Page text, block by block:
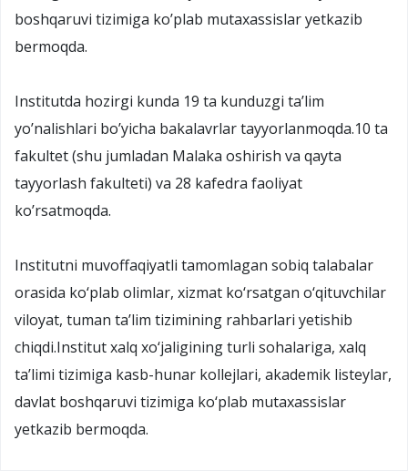
boshqaruvi tizimiga ko’plab mutaxassislar yetkazib
bermoqda.
Institutda hozirgi kunda 19 ta kunduzgi ta’lim
yo’nalishlari bo’yicha bakalavrlar tayyorlanmoqda.10 ta
fakultet (shu jumladan Malaka oshirish va qayta
tayyorlash fakulteti) va 28 kafedra faoliyat
ko’rsatmoqda.
Institutni muvoffaqiyatli tamomlagan sobiq talabalar
orasida ko‘plab olimlar, xizmat ko‘rsatgan o‘qituvchilar
viloyat, tuman ta’lim tizimining rahbarlari yetishib
chiqdi.Institut xalq xo‘jaligining turli sohalariga, xalq
ta’limi tizimiga kasb-hunar kollejlari, akademik listeylar,
davlat boshqaruvi tizimiga ko‘plab mutaxassislar
yetkazib bermoqda.